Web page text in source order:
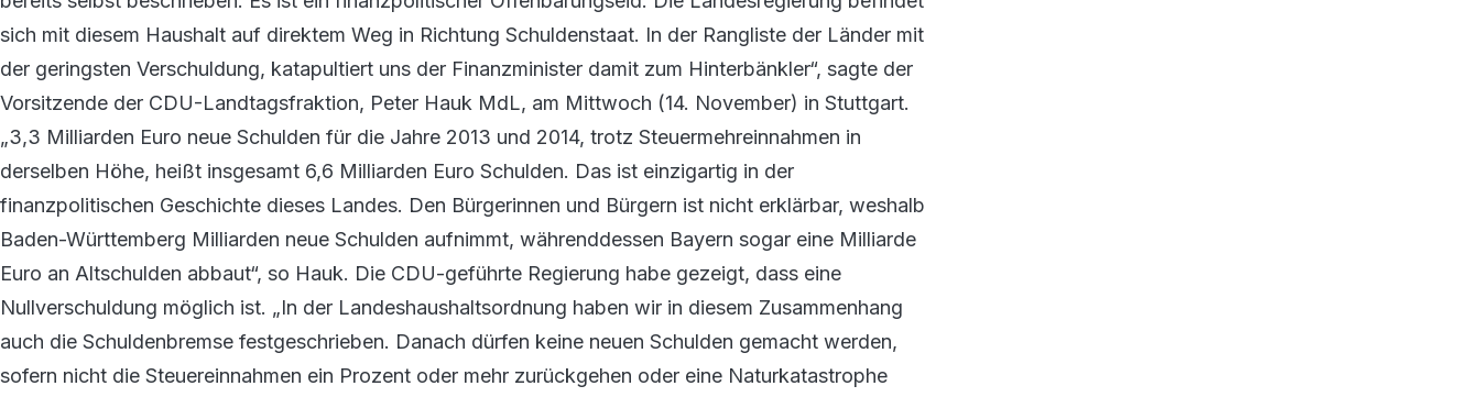
sich mit diesem Haushalt auf direktem Weg in Richtung Schuldenstaat. In der Rangliste der Länder mit
der geringsten Verschuldung, katapultiert uns der Finanzminister damit zum Hinterbänkler“, sagte der
Vorsitzende der CDU-Landtagsfraktion, Peter Hauk MdL, am Mittwoch (14. November) in Stuttgart.
„3,3 Milliarden Euro neue Schulden für die Jahre 2013 und 2014, trotz Steuermehreinnahmen in
derselben Höhe, heißt insgesamt 6,6 Milliarden Euro Schulden. Das ist einzigartig in der
finanzpolitischen Geschichte dieses Landes. Den Bürgerinnen und Bürgern ist nicht erklärbar, weshalb
Baden-Württemberg Milliarden neue Schulden aufnimmt, währenddessen Bayern sogar eine Milliarde
Euro an Altschulden abbaut“, so Hauk. Die CDU-geführte Regierung habe gezeigt, dass eine
Nullverschuldung möglich ist. „In der Landeshaushaltsordnung haben wir in diesem Zusammenhang
auch die Schuldenbremse festgeschrieben. Danach dürfen keine neuen Schulden gemacht werden,
sofern nicht die Steuereinnahmen ein Prozent oder mehr zurückgehen oder eine Naturkatastrophe